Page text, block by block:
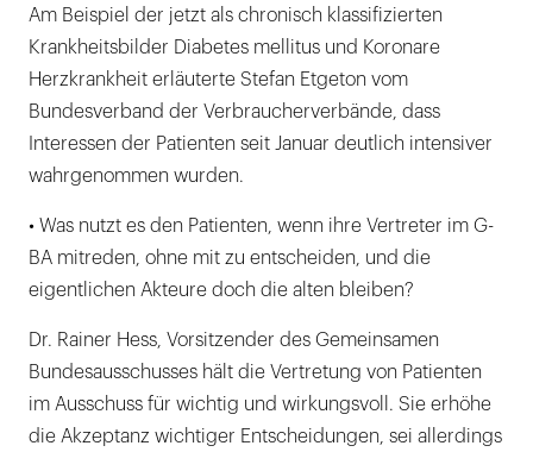
Am Beispiel der jetzt als chronisch klassifizierten
Krankheitsbilder Diabetes mellitus und Koronare
Herzkrankheit erläuterte Stefan Etgeton vom
Bundesverband der Verbraucherverbände, dass
Interessen der Patienten seit Januar deutlich intensiver
wahrgenommen wurden.
• Was nutzt es den Patienten, wenn ihre Vertreter im G-
BA mitreden, ohne mit zu entscheiden, und die
eigentlichen Akteure doch die alten bleiben?
Dr. Rainer Hess, Vorsitzender des Gemeinsamen
Bundesausschusses hält die Vertretung von Patienten
im Ausschuss für wichtig und wirkungsvoll. Sie erhöhe
die Akzeptanz wichtiger Entscheidungen, sei allerdings